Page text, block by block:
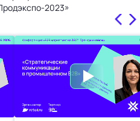
2023»